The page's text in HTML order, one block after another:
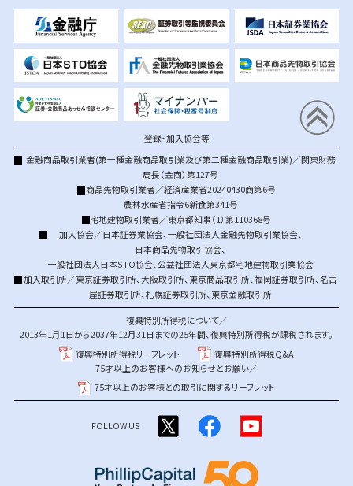
登録・加入協会等
金融商品取引業者(第一種金融商品取引業及び第二種金融商品取引業)／関東財務
局長（金商）第127号
商品先物取引業者／経済産業省20240430商第6号
農林水産省指令6新食第341号
宅地建物取引業者／東京都知事（1）第110368号
加入協会／日本証券業協会、一般社団法人金融先物取引業協会、
日本商品先物取引協会、
一般社団法人日本STO協会、公益社団法人東京都宅地建物取引業協会
加入取引所／東京証券取引所、大阪取引所、 東京商品取引所、福岡証券取引所、名古
屋証券取引所、札幌証券取引所、 東京金融取引所
復興特別所得税について／
2013年1月1日から2037年12月31日までの25年間、復興特別所得税が課税されます。
復興特別所得税リーフレット
復興特別所得税Q&A
75才以上のお客様へのお知らせとお願い／
75才以上のお客様との取引に関するリーフレット
FOLLOW US